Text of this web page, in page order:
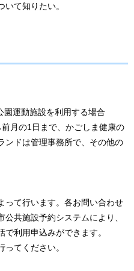
て知りたい。
園運動施設を利用する場合
月の1日まで、かごしま健康の
ンドは管理事務所で、その他の
って行います。各お問い合わせ
共施設予約システムにより、
利用申込みができます。
てください。